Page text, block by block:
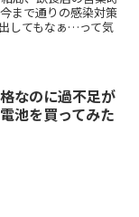
まで通りの感染対策
してもなぁ…って気
なのに過不足が
池を買ってみた